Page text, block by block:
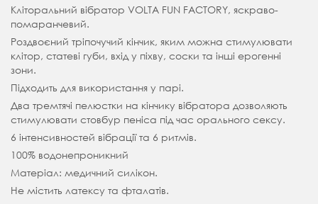
Кліторальний вібратор VOLTA FUN FACTORY, яскраво-
помаранчевий.
Роздвоєний тріпочучий кінчик, яким можна стимулювати
клітор, статеві губи, вхід у піхву, соски та інші ерогенні
зони.
Підходить для використання у парі.
Два тремтячі пелюстки на кінчику вібратора дозволяють
стимулювати стовбур пеніса під час орального сексу.
6 інтенсивностей вібрації та 6 ритмів.
100% водонепроникний
Матеріал: медичний силікон.
Не містить латексу та фталатів.